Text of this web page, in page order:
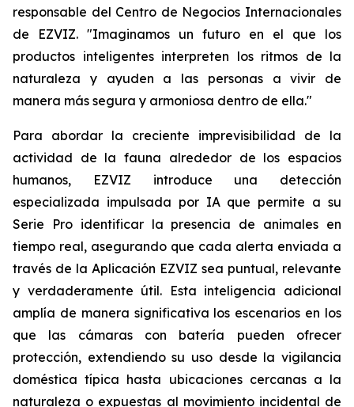
responsable del Centro de Negocios Internacionales
de EZVIZ. "Imaginamos un futuro en el que los
productos inteligentes interpreten los ritmos de la
naturaleza y ayuden a las personas a vivir de
manera más segura y armoniosa dentro de ella."
Para abordar la creciente imprevisibilidad de la
actividad de la fauna alrededor de los espacios
humanos, EZVIZ introduce una detección
especializada impulsada por IA que permite a su
Serie Pro identificar la presencia de animales en
tiempo real, asegurando que cada alerta enviada a
través de la Aplicación EZVIZ sea puntual, relevante
y verdaderamente útil. Esta inteligencia adicional
amplía de manera significativa los escenarios en los
que las cámaras con batería pueden ofrecer
protección, extendiendo su uso desde la vigilancia
doméstica típica hasta ubicaciones cercanas a la
naturaleza o expuestas al movimiento incidental de